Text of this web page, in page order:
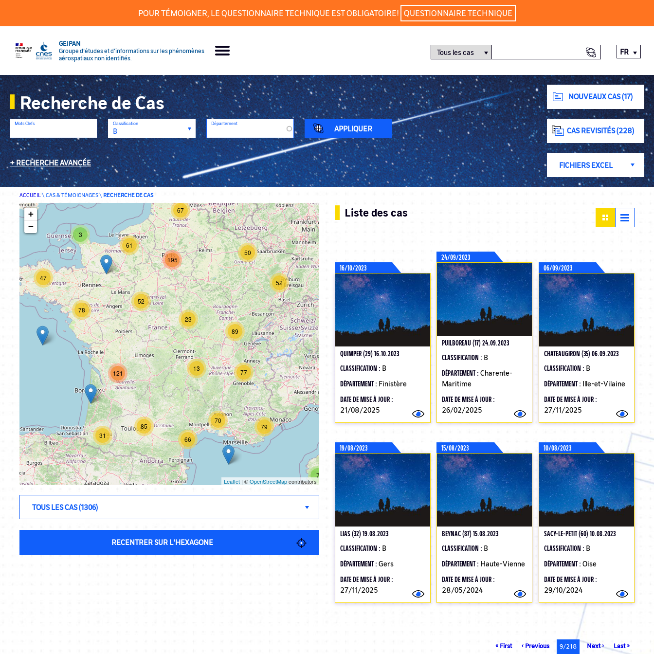
POUR TÉMOIGNER, LE QUESTIONNAIRE TECHNIQUE EST OBLIGATOIRE! QUESTIONNAIRE TECHNIQUE
GEIPAN
Groupe d’études et d’informations sur les phénomènes
aérospatiaux non identifiés.
FR
Recherche de Cas
Mots Clefs Classification Département
RECHERCHE AVANCÉE
NOUVEAUX CAS (17)
CAS REVISITÉS (228)
ACCUEIL\ CAS & TÉMOIGNAGES\ RECHERCHE DE CAS
70
66
7
79
3
47
31
78
85
52
121
61
67
195
13
23
77
89
52
50
+
−
Leaflet | ©OpenStreetMapcontributors
RECENTRER SUR L'HEXAGONE
Liste des cas
16/10/2023
QUIMPER (29) 16.10.2023
CLASSIFICATION : B
DÉPARTEMENT : Finistère
DATE DE MISE À JOUR :
21/08/2025
24/09/2023
PUILBOREAU (17) 24.09.2023
CLASSIFICATION : B
DÉPARTEMENT :Charente-
Maritime
DATE DE MISE À JOUR :
26/02/2025
06/09/2023
CHATEAUGIRON (35) 06.09.2023
CLASSIFICATION : B
DÉPARTEMENT : Ille-et-Vilaine
DATE DE MISE À JOUR :
27/11/2025
19/08/2023
LIAS (32) 19.08.2023
CLASSIFICATION : B
DÉPARTEMENT : Gers
DATE DE MISE À JOUR :
27/11/2025
15/08/2023
BEYNAC (87) 15.08.2023
CLASSIFICATION : B
DÉPARTEMENT : Haute-Vienne
DATE DE MISE À JOUR :
28/05/2024
10/08/2023
SACY-LE-PETIT (60) 10.08.2023
CLASSIFICATION : B
DÉPARTEMENT : Oise
DATE DE MISE À JOUR :
29/10/2024
Première
« First
Page
‹ Previous
Page
9/218
Page
Next ›
Dernière
Last »